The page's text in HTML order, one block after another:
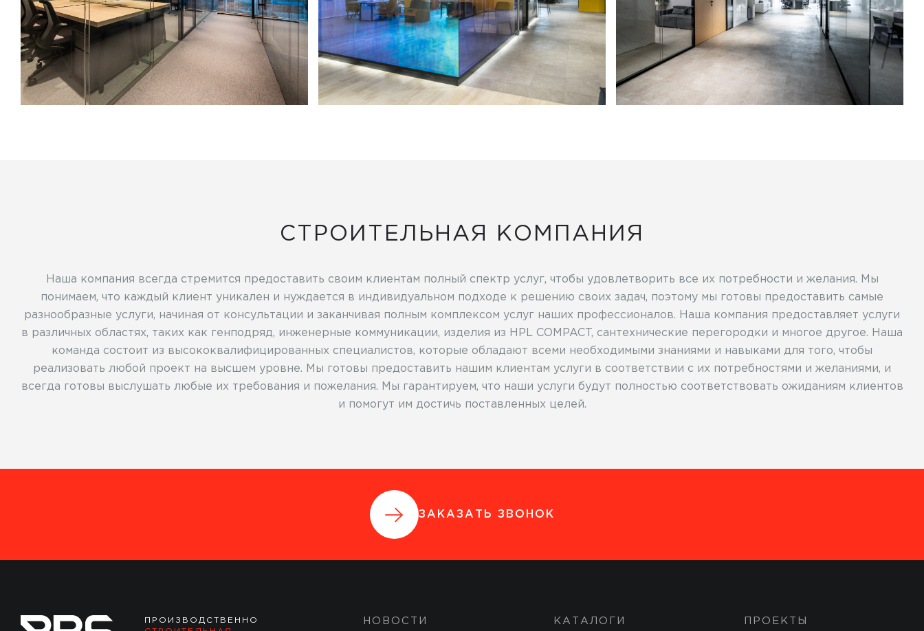
СТРОИТЕЛЬНАЯ КОМПАНИЯ
Наша компания всегда стремится предоставить своим клиентам полный спектр услуг, чтобы удовлетворить все их потребности и желания. Мы
понимаем, что каждый клиент уникален и нуждается в индивидуальном подходе к решению своих задач, поэтому мы готовы предоставить самые
разнообразные услуги, начиная от консультации и заканчивая полным комплексом услуг наших профессионалов. Наша компания предоставляет услуги
в различных областях, таких как генподряд, инженерные коммуникации, изделия из HPL COMPACT, сантехнические перегородки и многое другое. Наша
команда состоит из высококвалифицированных специалистов, которые обладают всеми необходимыми знаниями и навыками для того, чтобы
реализовать любой проект на высшем уровне. Мы готовы предоставить нашим клиентам услуги в соответствии с их потребностями и желаниями, и
всегда готовы выслушать любые их требования и пожелания. Мы гарантируем, что наши услуги будут полностью соответствовать ожиданиям клиентов
и помогут им достичь поставленных целей.
ЗАКАЗАТЬ ЗВОНОК
ПРОИЗВОДСТВЕННО
НОВОСТИ КАТАЛОГИ ПРОЕКТЫ